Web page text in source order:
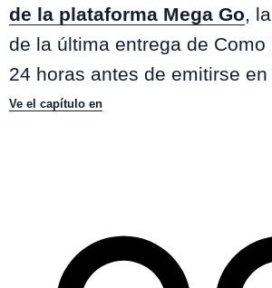
de la plataforma Mega Go,
de la última entrega de
24 horas antes de emitirse
Ve el capítulo en